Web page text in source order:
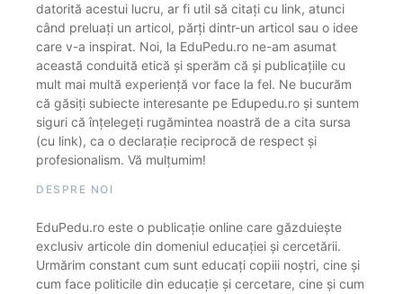
datorită acestui lucru, ar fi util să citați cu link, atunci
când preluați un articol, părți dintr-un articol sau o idee
care v-a inspirat. Noi, la EduPedu.ro ne-am asumat
această conduită etică și sperăm că și publicațiile cu
mult mai multă experiență vor face la fel. Ne bucurăm
că găsiți subiecte interesante pe Edupedu.ro și suntem
siguri că înțelegeți rugămintea noastră de a cita sursa
(cu link), ca o declarație reciprocă de respect și
profesionalism. Vă mulțumim!
DESPRE NOI
EduPedu.ro este o publicație online care găzduiește
exclusiv articole din domeniul educației și cercetării.
Urmărim constant cum sunt educați copiii noștri, cine și
cum face politicile din educație și cercetare, cine și cum